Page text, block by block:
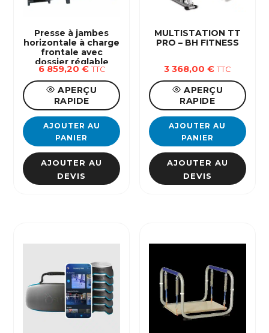
Presse à jambes
horizontale à charge
frontale avec
dossier réglable
200kg
6 859,20 € TTC
APERÇU
RAPIDE
AJOUTER AU
PANIER
AJOUTER AU
DEVIS
MULTISTATION TT
PRO – BH FITNESS
3 368,00€ TTC
APERÇU
RAPIDE
AJOUTER AU
PANIER
AJOUTER AU
DEVIS